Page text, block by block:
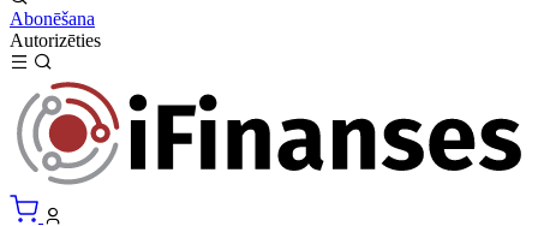
Abonēšana
Autorizēties